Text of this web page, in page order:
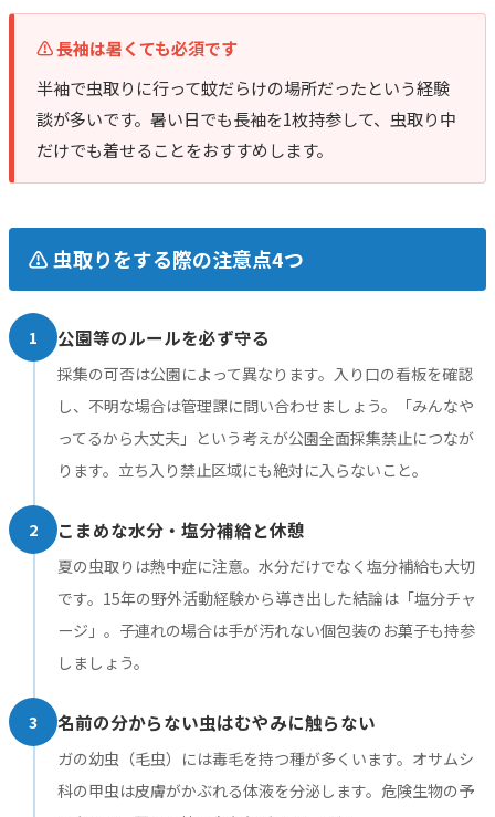
⚠️ 長袖は暑くても必須です
半袖で虫取りに行って蚊だらけの場所だったという経験
談が多いです。暑い日でも長袖を1枚持参して、虫取り中
だけでも着せることをおすすめします。
⚠️ 虫取りをする際の注意点4つ
1 公園等のルールを必ず守る
採集の可否は公園によって異なります。入り口の看板を確認
し、不明な場合は管理課に問い合わせましょう。「みんなや
ってるから大丈夫」という考えが公園全面採集禁止につなが
ります。立ち入り禁止区域にも絶対に入らないこと。
2 こまめな水分・塩分補給と休憩
夏の虫取りは熱中症に注意。水分だけでなく塩分補給も大切
です。15年の野外活動経験から導き出した結論は「塩分チャ
ージ」。子連れの場合は手が汚れない個包装のお菓子も持参
しましょう。
3 名前の分からない虫はむやみに触らない
ガの幼虫（毛虫）には毒毛を持つ種が多くいます。オサムシ
科の甲虫は皮膚がかぶれる体液を分泌します。危険生物の予